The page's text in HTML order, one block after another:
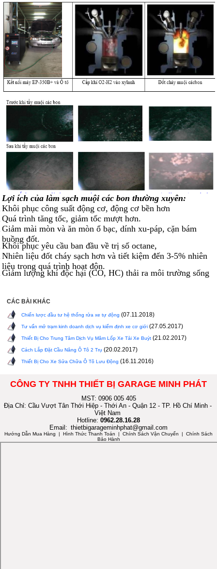
Lợi ích của làm sạch muội các bon thường xuyên:
Khôi phục công suất động cơ, động cơ bền hơn
Quá trình tăng tốc, giảm tốc mượt hơn.
Giảm mài mòn và ăn mòn ổ bạc, dính xu-páp, cặn bám
buồng đốt.
Khôi phục yêu cầu ban đầu về trị số octane,
Nhiên liệu đốt cháy sạch hơn và tiết kiệm đến 3-5% nhiên
liệu trong quá trình hoạt độn.
Giảm lượng khí độc hại (CO, HC) thải ra môi trường sống
CÁC BÀI KHÁC
Chiến lược đầu tư hệ thống rửa xe tự động (07.11.2018)
Tư vấn mở trạm kinh doanh dịch vụ kiểm định xe cơ giới (27.05.2017)
Thiết Bị Cho Trung Tâm Dịch Vụ Mâm Lốp Xe Tải Xe Buýt (21.02.2017)
Cách Lắp Đặt Cầu Nâng Ô Tô 2 Trụ (20.02.2017)
Thiết Bị Cho Xe Sửa Chữa Ô Tô Lưu Động (16.11.2016)
CÔNG TY TNHH THIẾT BỊ GARAGE MINH PHÁT
MST: 0906 005 405
Địa Chỉ: Cầu Vượt Tân Thới Hiệp - Thới An - Quận 12 - TP. Hồ Chí Minh -
Việt Nam
Hotline: 0962.28.16.28
Email: thietbigarageminhphat@gmail.com
Hướng Dẫn Mua Hàng | Hình Thức Thanh Toán | Chính Sách Vận Chuyển | Chính Sách
Bảo Hành